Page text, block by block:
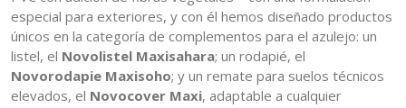
especial para exteriores, y con él hemos diseñado productos
únicos en la categoría de complementos para el azulejo: un
listel, el Novolistel Maxisahara; un rodapié, el
Novorodapie Maxisoho; y un remate para suelos técnicos
elevados, el Novocover Maxi, adaptable a cualquier